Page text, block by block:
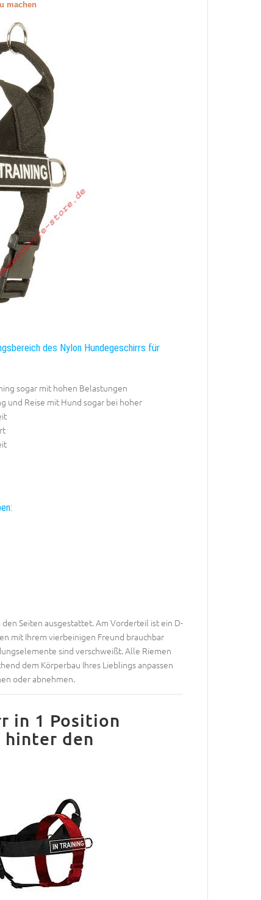
machen
des Nylon Hundegeschirrs für
sogar mit hohen Belastungen
und Reise mit Hund sogar bei hoher
Seiten ausgestattet. Am Vorderteil ist ein D-
mit Ihrem vierbeinigen Freund brauchbar
sind verschweißt. Alle Riemen
dem Körperbau Ihres Lieblings anpassen
oder abnehmen.
in 1 Position
hinter den